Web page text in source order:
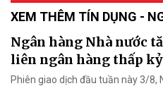
XEM THÊM TÍN DỤNG -
Ngân hàng Nhà nước
liên ngân hàng thấp
Phiên giao dịch đầu tuần này 3/8,